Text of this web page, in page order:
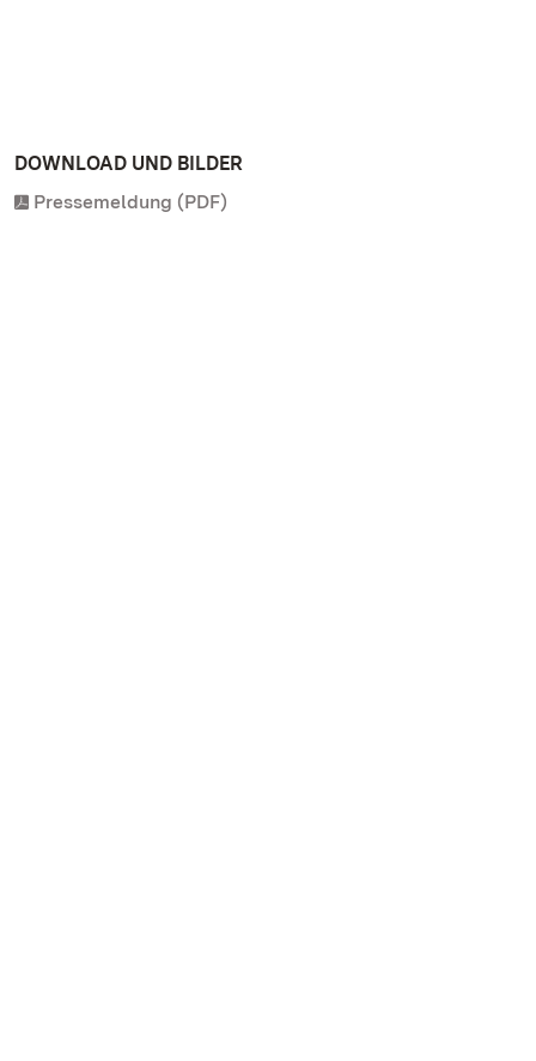
DOWNLOAD UND BILDER
Pressemeldung (PDF)